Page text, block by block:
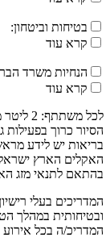
בטיחות וביטחון:
קרא עוד
הנחיות משרד
קרא עוד
לכל
הסיור כרוך בפעילות
בריאות יש לידע
האקלים הארץ ישראלי
בהתאם לתנאי מזג
המדריכים בעלי
ובטיחותית במהלך
המדריכ/ה בכל אירוע